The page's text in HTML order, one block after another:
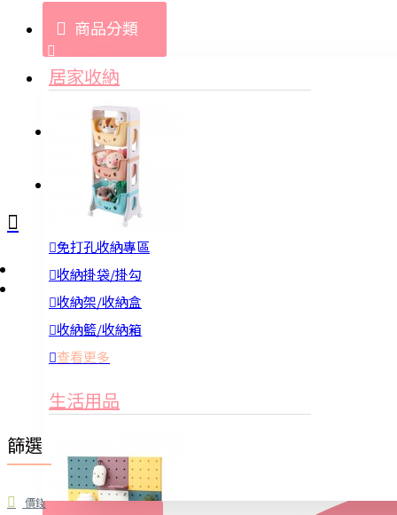
商品分類
居家收納
免打孔收納專區
收納掛袋/掛勾
收納架/收納盒
收納籃/收納箱
查看更多
生活用品
登入
篩選
價錢